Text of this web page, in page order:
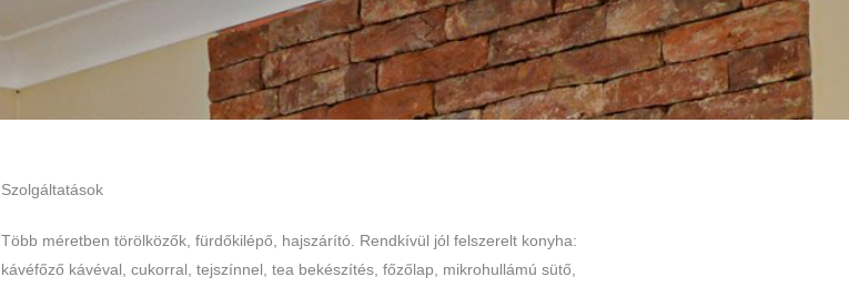
Szolgáltatások
Több méretben törölközők, fürdőkilépő, hajszárító. Rendkívül jól felszerelt konyha:
kávéfőző kávéval, cukorral, tejszínnel, tea bekészítés, főzőlap, mikrohullámú sütő,